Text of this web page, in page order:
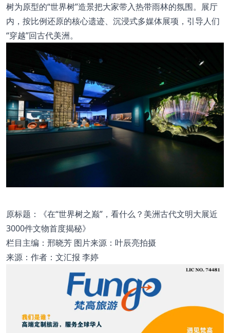
树为原型的“世界树”造景把大家带入热带雨林的氛围。展厅
内，按比例还原的核心遗迹、沉浸式多媒体展项，引导人们
“穿越”回古代美洲。
原标题：《在“世界树之巅”，看什么？美洲古代文明大展近
3000件文物首度揭秘》
栏目主编：邢晓芳 图片来源：叶辰亮拍摄
来源：作者：文汇报 李婷